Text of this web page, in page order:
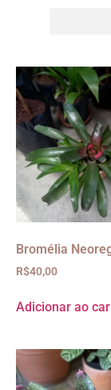
Bromélia
R$40,00
Adicionar ao